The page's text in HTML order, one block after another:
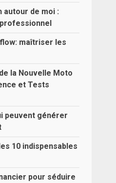
autour de moi :
maîtriser les
la Nouvelle Moto
et Tests
peuvent générer
10 indispensables
pour séduire